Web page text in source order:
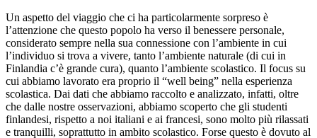
Un aspetto del viaggio che ci ha particolarmente sorpreso è
l’attenzione che questo popolo ha verso il benessere personale,
considerato sempre nella sua connessione con l’ambiente in cui
l’individuo si trova a vivere, tanto l’ambiente naturale (di cui in
Finlandia c’è grande cura), quanto l’ambiente scolastico. Il focus su
cui abbiamo lavorato era proprio il “well being” nella esperienza
scolastica. Dai dati che abbiamo raccolto e analizzato, infatti, oltre
che dalle nostre osservazioni, abbiamo scoperto che gli studenti
finlandesi, rispetto a noi italiani e ai francesi, sono molto più rilassati
e tranquilli, soprattutto in ambito scolastico. Forse questo è dovuto al